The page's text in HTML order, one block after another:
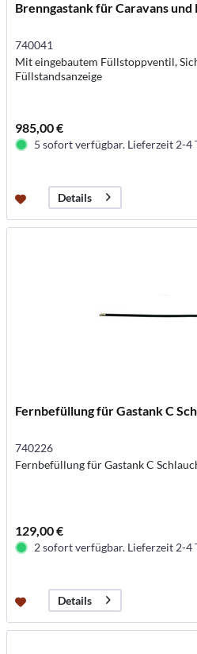
Brenngastank für Caravans und
740041
Mit eingebautem Füllstoppventil,
Füllstandsanzeige
985,00 €
5 sofort verfügbar. Lieferzeit 2-4
Details
Fernbefüllung für Gastank C
740226
Fernbefüllung für Gastank C
129,00 €
2 sofort verfügbar. Lieferzeit 2-4
Details